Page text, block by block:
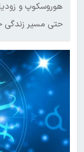
هوروسکوپ و
حتی مسیر زندگی